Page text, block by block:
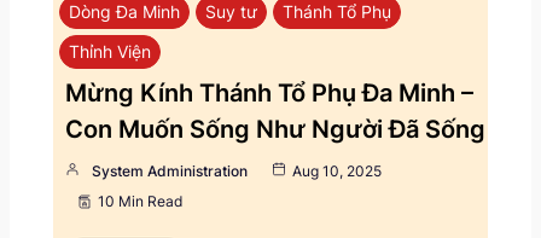
Dòng Đa Minh Suy tư
Thánh Tổ Phụ
Thỉnh Viện
Mừng Kính Thánh Tổ Phụ Đa Minh –
Con Muốn Sống Như Người Đã Sống
System Administration
Aug 10, 2025
10 Min Read